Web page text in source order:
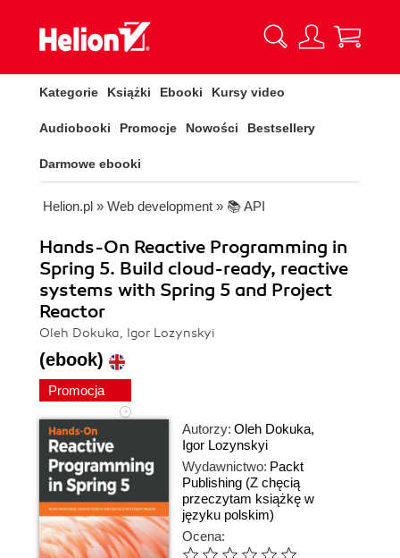
Kategorie Książki Ebooki Kursy video
Audiobooki Promocje Nowości Bestsellery
Darmowe ebooki
Helion.pl » Web development » 📚 API
Hands-On Reactive Programming in
Spring 5. Build cloud-ready, reactive
systems with Spring 5 and Project
Reactor
Oleh Dokuka, Igor Lozynskyi
(ebook)
Promocja
Autorzy: Oleh Dokuka,
Igor Lozynskyi
Wydawnictwo: Packt
Publishing (Z chęcią
przeczytam książkę w
języku polskim)
Ocena: